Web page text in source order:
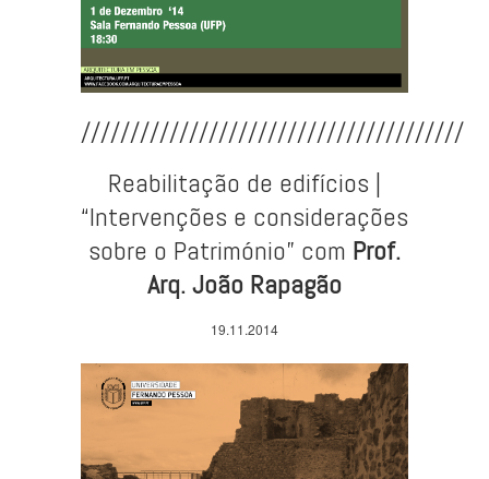
///////////////////////////////////////
Reabilitação de edifícios |
“Intervenções e considerações
sobre o Património” com Prof.
Arq. João Rapagão
19.11.2014